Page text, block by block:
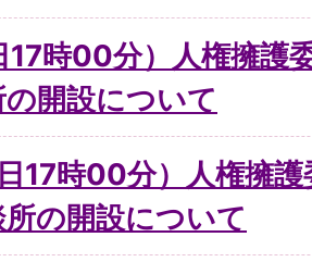
17時00分）人権擁護
の開設について
日17時00分）人権擁
の開設について